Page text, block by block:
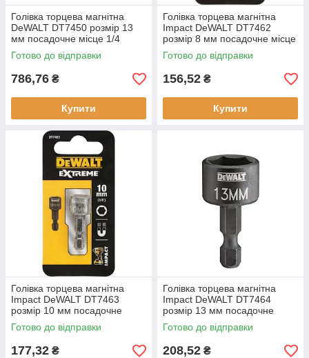
Голівка торцева магнітна
DeWALT DT7450 розмір 13
мм посадочне місце 1/4
дюйма довжина 75 мм нова 1
штука в упаковці
Готово до відправки
786,76 ₴
Купити
Голівка торцева магнітна
Impact DeWALT DT7462
розмір 8 мм посадочне місце
1/4 дюйма висота 35 мм
серія Extreme
Готово до відправки
156,52 ₴
Купити
Голівка торцева магнітна
Impact DeWALT DT7463
розмір 10 мм посадочне
місце 1/4 дюйма висота 35
мм
Готово до відправки
177,32 ₴
Голівка торцева магнітна
Impact DeWALT DT7464
розмір 13 мм посадочне
місце 1/4 дюйма штанга 35
мм серія Extreme
Готово до відправки
208,52 ₴